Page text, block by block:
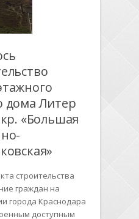
дома Литер
«Большая
строительства
граждан на
города Краснодара
доступным